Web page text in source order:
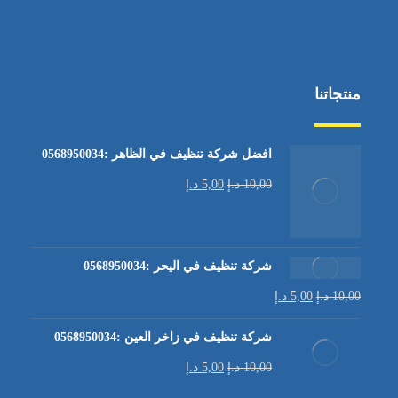
منتجاتنا
افضل شركة تنظيف في الظاهر :0568950034
10,00 د.إ 5,00 د.إ
شركة تنظيف في اليحر :0568950034
10,00 د.إ 5,00 د.إ
شركة تنظيف في زاخر العين :0568950034
10,00 د.إ 5,00 د.إ